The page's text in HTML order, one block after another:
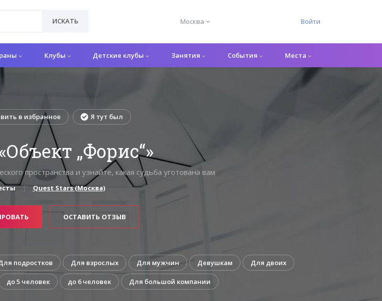
ИСКАТЬ Москва Войти
Клубы Детские клубы Занятия События Места
в избранное Я тут был
„Форис“»
пространства и узнайте, какая судьба уготована вам
Quest Stars (Москва)
ОСТАВИТЬ ОТЗЫВ
подростков Для взрослых Для мужчин Девушкам Для двоих
до 5 человек до 6 человек Для большой компании